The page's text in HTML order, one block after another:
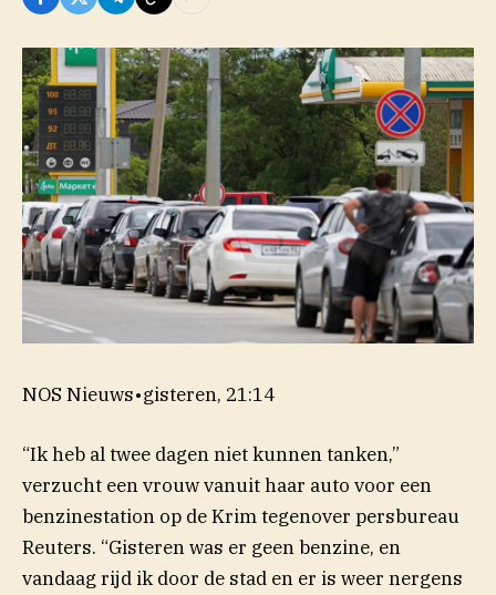
NOS Nieuws•gisteren, 21:14
“Ik heb al twee dagen niet kunnen tanken,”
verzucht een vrouw vanuit haar auto voor een
benzinestation op de Krim tegenover persbureau
Reuters. “Gisteren was er geen benzine, en
vandaag rijd ik door de stad en er is weer nergens